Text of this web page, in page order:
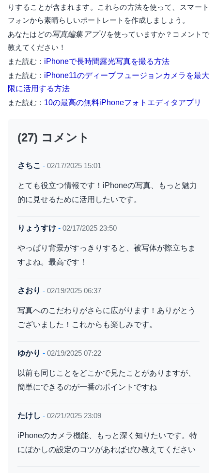
りすることが含まれます。これらの方法を使って、スマート
フォンから素晴らしいポートレートを作成しましょう。
あなたはどの写真編集アプリを使っていますか？コメントで
教えてください！
また読む： iPhoneで長時間露光写真を撮る方法
また読む： iPhone11のディープフュージョンカメラを最大
限に活用する方法
また読む： 10の最高の無料iPhoneフォトエディタアプリ
(27) コメント
さちこ - 02/17/2025 15:01
とても役立つ情報です！iPhoneの写真、もっと魅力
的に見せるために活用したいです。
りょうすけ - 02/17/2025 23:50
やっぱり背景がすっきりすると、被写体が際立ちま
すよね。最高です！
さおり - 02/19/2025 06:37
写真へのこだわりがさらに広がります！ありがとう
ございました！これからも楽しみです。
ゆかり - 02/19/2025 07:22
以前も同じことをどこかで見たことがありますが、
簡単にできるのが一番のポイントですね
たけし - 02/21/2025 23:09
iPhoneのカメラ機能、もっと深く知りたいです。特
にぼかしの設定のコツがあればぜひ教えてください